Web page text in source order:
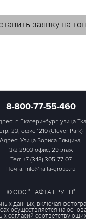
заявку на
8-800-77-55-460
г. Екатеринбург, улица
стр. 23, офис 1210 (Clever Park)
Адрес: Улица Бориса Ельцина,
3/2 2903 офис; 29 этаж
Тел: +7 (343) 305-77-07
Почта: info@nafta-group.ru
© ООО "НАФТА ГРУПП"
данных, включая
осуществляется на
согласий